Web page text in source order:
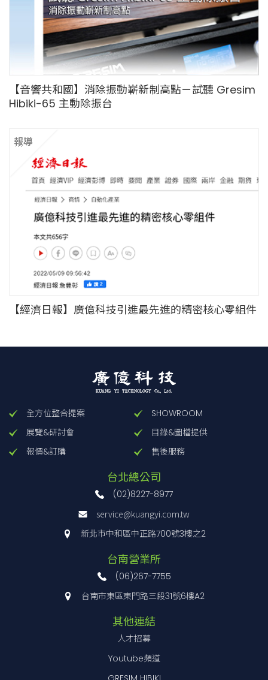
【音響共和國】消除振動嶄新制高點－試聽 Gresim
Hibiki-65 主動除振台
報導
媒體
【經濟日報】廣億科技引進最先進的精密核心零組件
全方位整合提案
SHOWROOM
展覽&研討會
目錄&圖檔提供
報價&訂購
售後服務
台北總公司
(02)8227-8977
service@kuangyi.com.tw
新北市中和區中正路700號3樓之2
台南營業所
(06)267-7755
台南市東區東門路三段31號6樓A2
其他連結
人才招募
Youtube頻道